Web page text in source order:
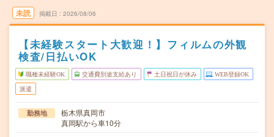
未読 掲載日 2026/08/06
【未経験スタート大歓迎！】フィルムの外観
検査/日払いOK
職種未経験OK 交通費別途支給あり 土日祝日が休み WEB登録OK
派遣
勤務地
栃木県真岡市
真岡駅から車10分